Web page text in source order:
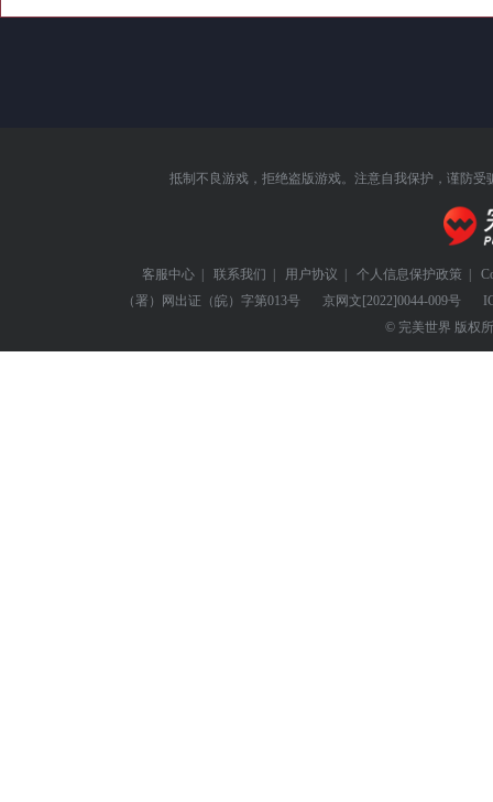
抵制不良游戏，拒绝盗版游戏。注意自我保护，谨防受
客服中心 | 联系我们 | 用户协议 | 个人信息保护政策 |
（署）网出证（皖）字第013号
京网文[2022]0044-009号
© 完美世界 版权所